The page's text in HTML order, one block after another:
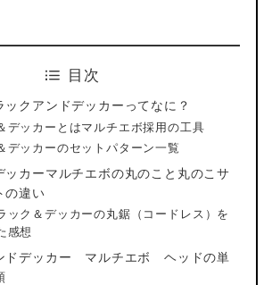
目次
ックアンドデッカーってなに？
デッカーとはマルチエボ採用の工具
デッカーのセットパターン一覧
ッカーマルチエボの丸のこと丸のこサ
の違い
ック＆デッカーの丸鋸（コードレス）を
感想
ドデッカー マルチエボ ヘッドの単